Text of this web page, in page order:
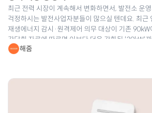
최근 전력 시장이 계속해서 변화하면서, 발전소 운
걱정하시는 발전사업자분들이 많으실 텐데요. 최근
재생에너지 감시·원격제어 의무 대상이 기존
간담회 자료에 따르면 이보다 더욱 강화된 '20kW'
나와 발전사업자분들의 이목이 집중되고 있습니다.
해줌